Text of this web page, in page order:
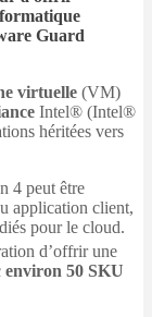
Guard
virtuelle (VM)
Intel® (Intel®
héritées vers
4 peut être
application client,
pour le cloud.
d’offrir une
environ 50 SKU